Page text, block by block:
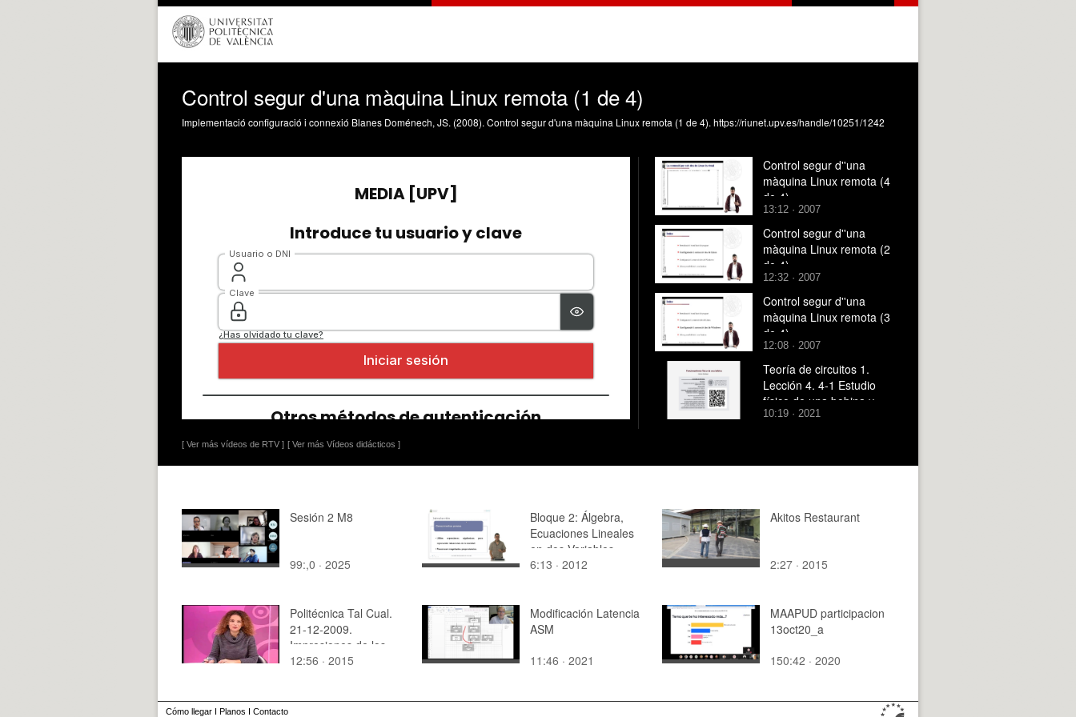
Control segur d'una màquina Linux remota (1 de 4)
Implementació configuració i connexió Blanes Doménech, JS. (2008). Control segur d'una màquina Linux remota (1 de 4). https://riunet.upv.es/handle/10251/1242
[ Ver más vídeos de RTV ] [ Ver más Vídeos didácticos ]
Control segur d''una
màquina Linux remota (4
de 4)
13:12 · 2007
Control segur d''una
màquina Linux remota (2
de 4)
12:32 · 2007
Control segur d''una
màquina Linux remota (3
de 4)
12:08 · 2007
Teoría de circuitos 1.
Lección 4. 4-1 Estudio
físico de una bobina y
definición de inductacia
10:19 · 2021
Sesión 2 M8
99:,0 · 2025
Bloque 2: Álgebra,
Ecuaciones Lineales
en dos Variables.
Deficición de Función
6:13 · 2012
Akitos Restaurant
2:27 · 2015
Politécnica Tal Cual.
21-12-2009.
Impresiones de los
alumnos del curso
12:56 · 2015
Modificación Latencia
ASM
11:46 · 2021
MAAPUD participacion
13oct20_a
150:42 · 2020
Cómo llegar I Planos I Contacto